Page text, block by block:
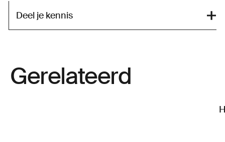
Deel je kennis
Gerelateerd